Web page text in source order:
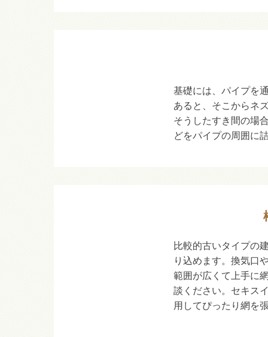
基礎には、パイプを
あると、そこからネ
そうしたすき間の場
どをパイプの周囲に
比較的古いタイプの
り込めます。換気口
範囲が広くて上手に
談ください。セキス
用してぴったり網を